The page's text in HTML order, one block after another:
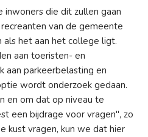
inwoners die dit zullen gaan
van de gemeente
het aan het college ligt.
aan toeristen- en
aan parkeerbelasting en
wordt onderzoek gedaan.
en om dat op niveau te
een bijdrage voor vragen", zo
kust vragen, kun we dat hier